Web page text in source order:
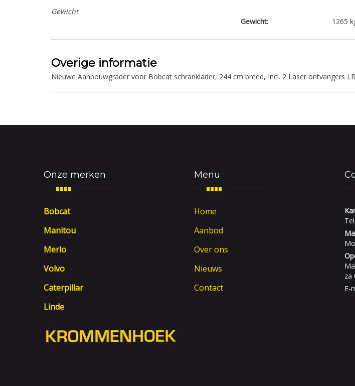
Gewicht
Gewicht:
1265
Overige informatie
Nieuwe Aanbouwgrader voor Bobcat schranklader, 244 cm breed, Incl. 2 Laser ontvangers
Onze merken
Bobcat
Manitou
Merlo
Volvo
Caterpillar
Linde
Menu
Home
Aanbod
Over ons
Nieuws
Contact
za
E-